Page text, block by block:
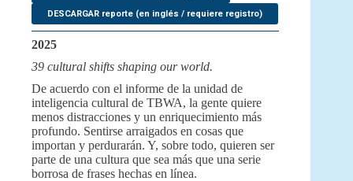
DESCARGAR reporte (en inglés / requiere registro)
2025
39 cultural shifts shaping our world.
De acuerdo con el informe de la unidad de
inteligencia cultural de TBWA, la gente quiere
menos distracciones y un enriquecimiento más
profundo. Sentirse arraigados en cosas que
importan y perdurarán. Y, sobre todo, quieren ser
parte de una cultura que sea más que una serie
borrosa de frases hechas en línea.